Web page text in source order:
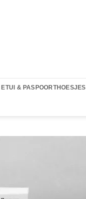
ETUI & PASPOORTHOESJES